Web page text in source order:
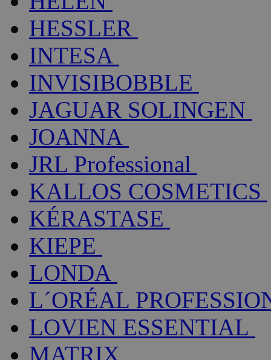
HESSLER
INTESA
INVISIBOBBLE
JAGUAR SOLINGEN
JOANNA
JRL Professional
KALLOS COSMETICS
KÉRASTASE
KIEPE
LONDA
L´ORÉAL
LOVIEN ESSENTIAL
MATRIX